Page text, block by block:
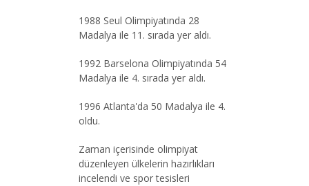
1988 Seul Olimpiyatında 28
Madalya ile 11. sırada yer aldı.
1992 Barselona Olimpiyatında 54
Madalya ile 4. sırada yer aldı.
1996 Atlanta'da 50 Madalya ile 4.
oldu.
Zaman içerisinde olimpiyat
düzenleyen ülkelerin hazırlıkları
incelendi ve spor tesisleri